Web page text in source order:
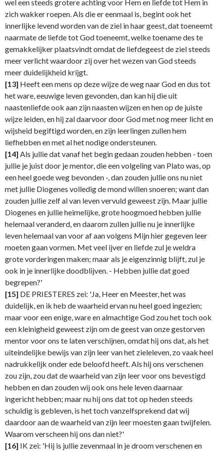
wel een steeds grotere achting voor Hem en liefde tot Hem in
zich wakker roepen. Als die er eenmaal is, begint ook het
innerlijke levend worden van de ziel in haar geest, dat toeneemt
naarmate de liefde tot God toeneemt, welke toename des te
gemakkelijker plaatsvindt omdat de liefdegeest de ziel steeds
meer verlicht waardoor zij over het wezen van God steeds
meer duidelijkheid krijgt.
[13] Heeft een mens op deze wijze de weg naar God en dus tot
het ware, eeuwige leven gevonden, dan kan hij die uit
naastenliefde ook aan zijn naasten wijzen en hen op de juiste
wijze leiden, en hij zal daarvoor door God met nog meer licht en
wijsheid begiftigd worden, en zijn leerlingen zullen hem
liefhebben en met al het nodige ondersteunen.
[14] Als jullie dat vanaf het begin gedaan zouden hebben - toen
jullie je juist door je mentor, die een volgeling van Plato was, op
een heel goede weg bevonden -, dan zouden jullie ons nu niet
met jullie Diogenes volledig de mond willen snoeren; want dan
zouden jullie zelf al van leven vervuld geweest zijn. Maar jullie
Diogenes en jullie heimelijke, grote hoogmoed hebben jullie
helemaal veranderd, en daarom zullen jullie nu je innerlijke
leven helemaal van voor af aan volgens Mijn hier gegeven leer
moeten gaan vormen. Met veel ijver en liefde zul je weldra
grote vorderingen maken; maar als je eigenzinnig blijft, zul je
ook in je innerlijke doodblijven. - Hebben jullie dat goed
begrepen?'
[15] DE PRIESTERES zei: 'Ja, Heer en Meester, het was
duidelijk, en ik heb de waarheid ervan nu heel goed ingezien;
maar voor een enige, ware en almachtige God zou het toch ook
een kleinigheid geweest zijn om de geest van onze gestorven
mentor voor ons te laten verschijnen, omdat hij ons dat, als het
uiteindelijke bewijs van zijn leer van het zieleleven, zo vaak heel
nadrukkelijk onder ede beloofd heeft. Als hij ons verschenen
zou zijn, zou dat de waarheid van zijn leer voor ons bevestigd
hebben en dan zouden wij ook ons hele leven daarnaar
ingericht hebben; maar nu hij ons dat tot op heden steeds
schuldig is gebleven, is het toch vanzelfsprekend dat wij
daardoor aan de waarheid van zijn leer moesten gaan twijfelen.
Waarom verscheen hij ons dan niet?'
[16] IK zei: 'Hij is jullie zevenmaal in je droom verschenen en